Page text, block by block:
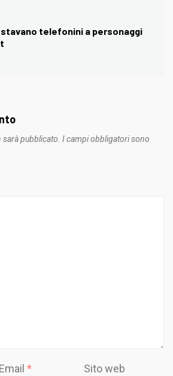
telefonini a personaggi
pubblicato. I campi obbligatori sono
Email* Sito web